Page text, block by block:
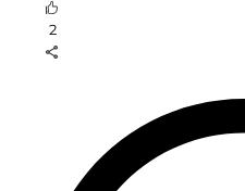
2